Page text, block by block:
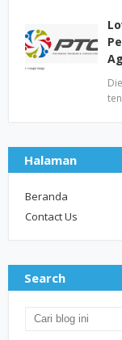
Halaman
Beranda
Contact Us
Search